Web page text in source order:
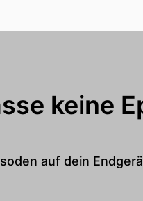
keine
auf dein